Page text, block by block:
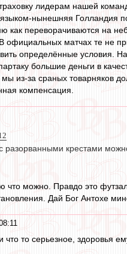
лидерам нашей
нынешняя Голландия
как переворачиваются на
официальных матчах те не
определённые условия.
большие деньги в
из-за сраных товарняков
компенсация.
разорванными крестами
что можно. Правдо это
Дай Бог Антохе
то серьезное, здоровья